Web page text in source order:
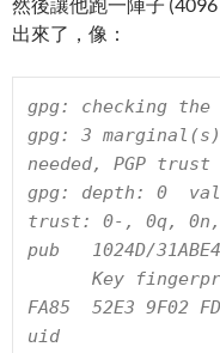
出來了，像：
gpg: checking
gpg: 3
needed, PGP trust
gpg: depth: 0
trust: 0-, 0q,
pub   1024D/
FA85  52E3 9F02
uid